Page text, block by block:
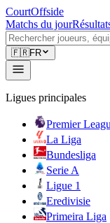
CourtOffside
Matchs du jour
🇫🇷FR
Ligues principales
Premier
La Liga
Bundesliga
Serie A
Ligue 1
Eredivisie
Primeira Liga